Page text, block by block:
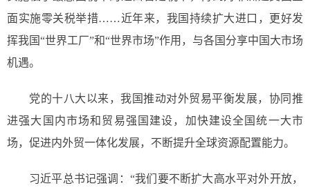
面实施零关税举措……近年来，我国持续扩大进口，更好发
挥我国“世界工厂”和“世界市场”作用，与各国分享中国大市场
机遇。
党的十八大以来，我国推动对外贸易平衡发展，协同推
进强大国内市场和贸易强国建设，加快建设全国统一大市
场，促进内外贸一体化发展，不断提升全球资源配置能力。
习近平总书记强调：“我们要不断扩大高水平对外开放，